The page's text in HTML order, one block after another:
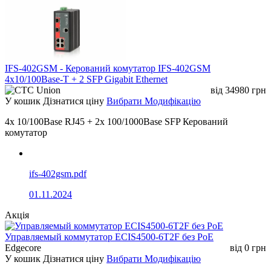
IFS-402GSM - Керований комутатор IFS-402GSM
4x10/100Base-T + 2 SFP Gigabit Ethernet
від 34980 грн
У кошик Дізнатися ціну Вибрати Модифікацію
4x 10/100Base RJ45 + 2x 100/1000Base SFP Керований
комутатор
ifs-402gsm.pdf
01.11.2024
Акція
Управляемый коммутатор ECIS4500-6T2F без РоЕ
Edgecore
від 0 грн
У кошик Дізнатися ціну Вибрати Модифікацію